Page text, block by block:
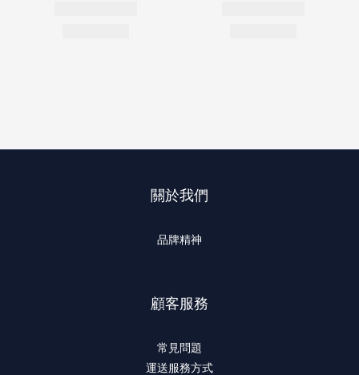
關於我們
品牌精神
顧客服務
常見問題
運送服務方式